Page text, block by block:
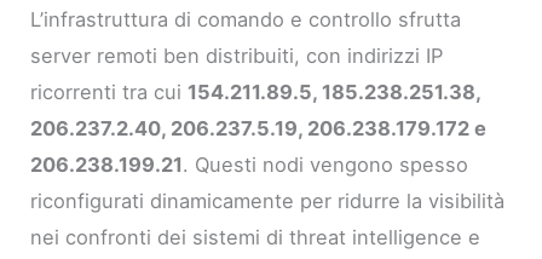
L’infrastruttura di comando e controllo sfrutta
server remoti ben distribuiti, con indirizzi IP
ricorrenti tra cui 154.211.89.5, 185.238.251.38,
206.237.2.40, 206.237.5.19, 206.238.179.172 e
206.238.199.21. Questi nodi vengono spesso
riconfigurati dinamicamente per ridurre la visibilità
nei confronti dei sistemi di threat intelligence e